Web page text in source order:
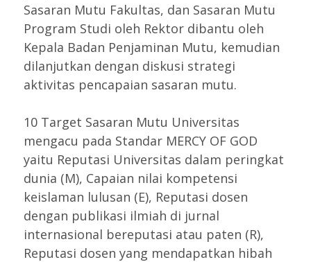
Sasaran Mutu Fakultas, dan Sasaran Mutu
Program Studi oleh Rektor dibantu oleh
Kepala Badan Penjaminan Mutu, kemudian
dilanjutkan dengan diskusi strategi
aktivitas pencapaian sasaran mutu.
10 Target Sasaran Mutu Universitas
mengacu pada Standar MERCY OF GOD
yaitu Reputasi Universitas dalam peringkat
dunia (M), Capaian nilai kompetensi
keislaman lulusan (E), Reputasi dosen
dengan publikasi ilmiah di jurnal
internasional bereputasi atau paten (R),
Reputasi dosen yang mendapatkan hibah